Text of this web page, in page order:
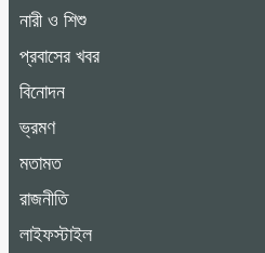
নারী ও শিশু
প্রবাসের খবর
বিনোদন
ভ্রমণ
মতামত
রাজনীতি
লাইফস্টাইল